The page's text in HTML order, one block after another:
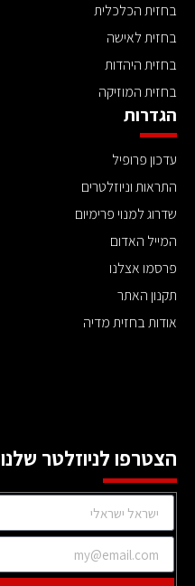
בחזית הכלכלית
בחזית לאישה
בחזית היהדות
בחזית המוזיקה
הגדרות
עדכון פרופיל
התראות וניוזלטרים
שדרוג למנוי פרימיום
המייל האדום
פרסמו אצלנו
תקנון האתר
אודות בחזית מדיה
הצטרפו לניוזלטר שלנו